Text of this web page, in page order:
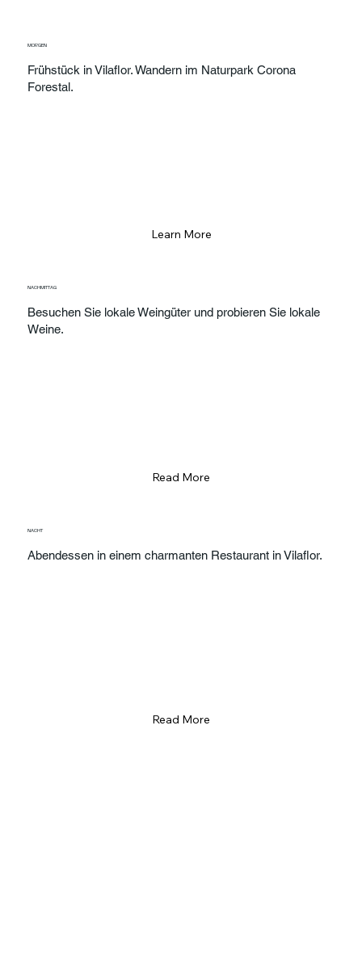
MORGEN
Frühstück in Vilaflor. Wandern im Naturpark Corona
Forestal.
Learn More
NACHMITTAG
Besuchen Sie lokale Weingüter und probieren Sie lokale
Weine.
Read More
NACHT
Abendessen in einem charmanten Restaurant in Vilaflor.
Read More